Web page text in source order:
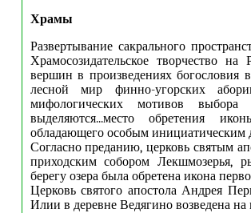
Храмы
Развертывание сакрального
Храмосозидательское творчество
вершин в произведениях богословия
лесной мир финно-угорских
мифологических мотивов выбора
выделяются...место обретения
обладающего особым инициатическим
Согласно преданию, церковь святым
приходским собором Лекшмозерья,
берегу озера была обретена икона
Церковь святого апостола Андрея
Илии в деревне Ведягино возведена